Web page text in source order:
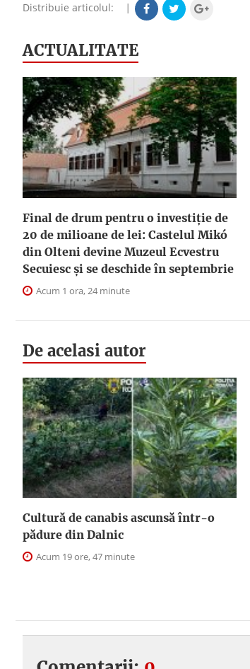
Distribuie articolul: |
ACTUALITATE
Final de drum pentru o investiție de
20 de milioane de lei: Castelul Mikó
din Olteni devine Muzeul Ecvestru
Secuiesc și se deschide în septembrie
Acum 1 ora, 24 minute
De acelasi autor
Cultură de canabis ascunsă într-o
pădure din Dalnic
Acum 19 ore, 47 minute